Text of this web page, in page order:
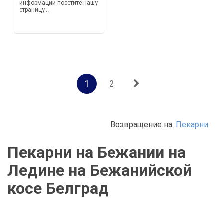
информации посетите нашу
страницу...
1 2
Возвращение на: Пекарни
Пекарни на Бежании на
Ледине на Бежанийской
косе Белград